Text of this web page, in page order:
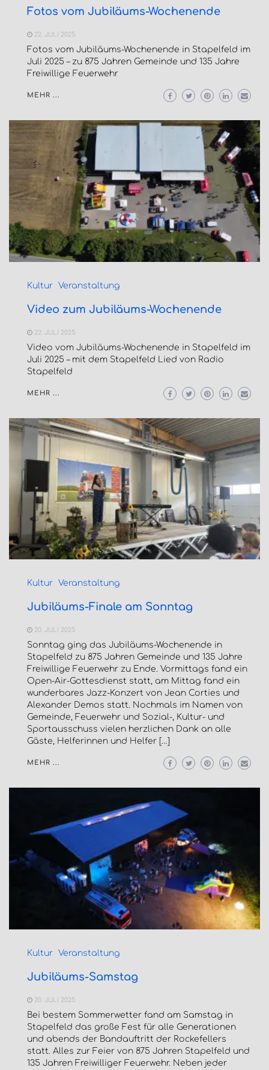
Fotos vom Jubiläums-Wochenende
22. JULI 2025
Fotos vom Jubiläums-Wochenende in Stapelfeld im
Juli 2025 – zu 875 Jahren Gemeinde und 135 Jahre
Freiwillige Feuerwehr
MEHR ...
Kultur Veranstaltung
Video zum Jubiläums-Wochenende
22. JULI 2025
Video vom Jubiläums-Wochenende in Stapelfeld im
Juli 2025 – mit dem Stapelfeld Lied von Radio
Stapelfeld
MEHR ...
Kultur Veranstaltung
Jubiläums-Finale am Sonntag
20. JULI 2025
Sonntag ging das Jubiläums-Wochenende in
Stapelfeld zu 875 Jahren Gemeinde und 135 Jahre
Freiwillige Feuerwehr zu Ende. Vormittags fand ein
Open-Air-Gottesdienst statt, am Mittag fand ein
wunderbares Jazz-Konzert von Jean Corties und
Alexander Demos statt. Nochmals im Namen von
Gemeinde, Feuerwehr und Sozial-, Kultur- und
Sportausschuss vielen herzlichen Dank an alle
Gäste, Helferinnen und Helfer […]
MEHR ...
Kultur Veranstaltung
Jubiläums-Samstag
20. JULI 2025
Bei bestem Sommerwetter fand am Samstag in
Stapelfeld das große Fest für alle Generationen
und abends der Bandauftritt der Rockefellers
statt. Alles zur Feier von 875 Jahren Stapelfeld und
135 Jahren Freiwilliger Feuerwehr. Neben jeder